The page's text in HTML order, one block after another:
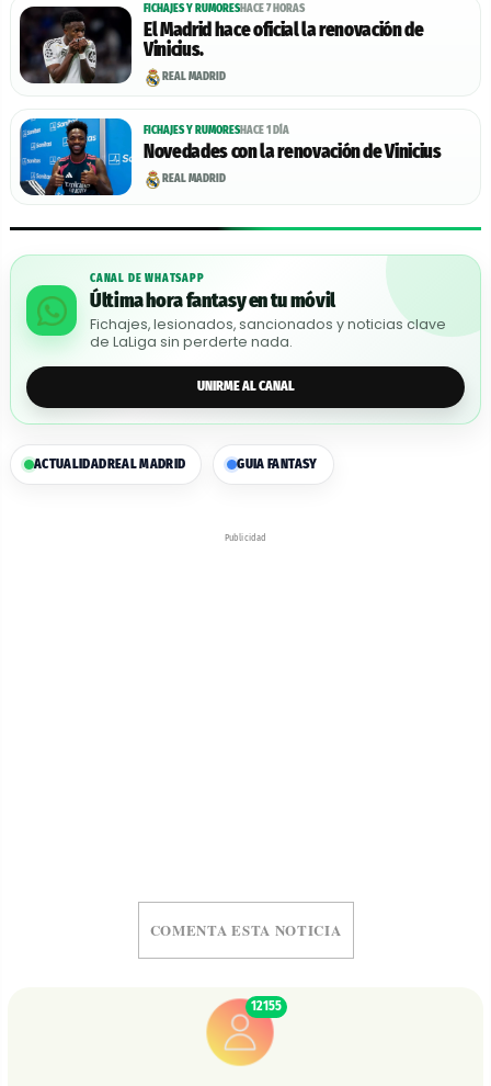
FICHAJES Y RUMORESHACE 7 HORAS
El Madrid hace oficial la renovación de
Vinicius.
REAL MADRID
FICHAJES Y RUMORESHACE 1 DÍA
Novedades con la renovación de Vinicius
REAL MADRID
CANAL DE WHATSAPP
Última hora fantasy en tu móvil
Fichajes, lesionados, sancionados y noticias clave
de LaLiga sin perderte nada.
UNIRME AL CANAL
ACTUALIDAD REAL MADRID GUIA FANTASY
Publicidad
COMENTA ESTA NOTICIA
12155